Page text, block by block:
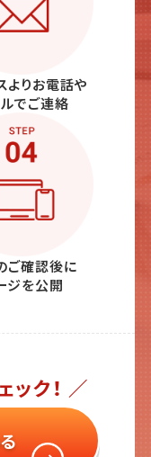
よりお電話や
でご連絡
ご確認後に
ジを公開
ク！ ／